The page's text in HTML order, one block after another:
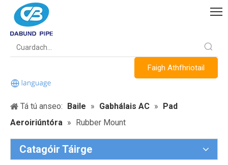
Faigh Athfhriotail
Tá tú anseo: Baile » Gabhálais AC » Pad
Aeroiriúntóra » Rubber Mount
Catagóir Táirge